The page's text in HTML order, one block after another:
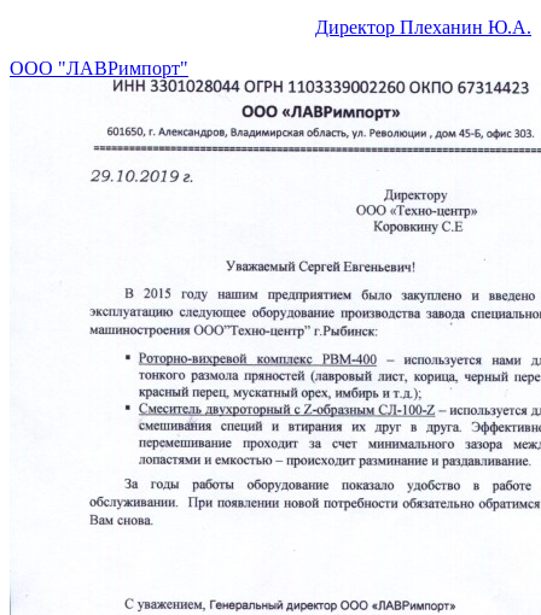
Директор Плеханин Ю.А.
ООО "ЛАВРимпорт"